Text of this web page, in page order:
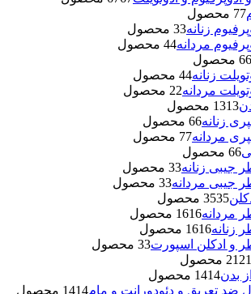
77 محصول
زنانه 33 محصول
مردانه 44 محصول
66 محصول
زنانه 44 محصول
مردانه 22 محصول
1313 محصول
زنانه 66 محصول
مردانه 77 محصول
66 محصول
جیبی زنانه 33 محصول
جیبی مردانه 33 محصول
3535 محصول
مردانه
1616 محصول
زنانه
1616 محصول
و ادکلن اسپورت 33 محصول
21 21 محصول
بدن
1414 محصول
ضد تعریق و دئودورانت و مام
1414 محصول